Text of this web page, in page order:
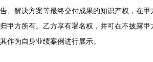
告、解决方案等最终交付成果的知识产权，在甲
归甲方所有。乙方享有署名权，并可在不披露
其作为自身业绩案例进行展示。